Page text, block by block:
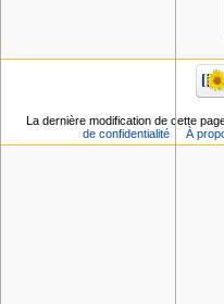
La dernière modification de cette
de confidentialité
À